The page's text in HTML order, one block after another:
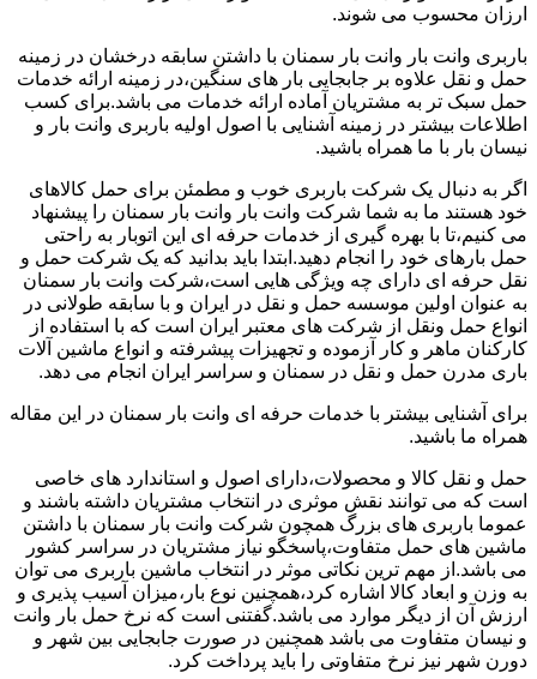
ارزان محسوب می شوند.
باربری وانت بار وانت بار سمنان با داشتن سابقه درخشان در زمینه
حمل و نقل علاوه بر جابجایی بار های سنگین،در زمینه ارائه خدمات
حمل سبک تر به مشتریان آماده ارائه خدمات می باشد.برای کسب
اطلاعات بیشتر در زمینه آشنایی با اصول اولیه باربری وانت بار و
نیسان بار با ما همراه باشید.
اگر به دنبال یک شرکت باربری خوب و مطمئن برای حمل کالاهای
خود هستند ما به شما شرکت وانت بار وانت بار سمنان را پیشنهاد
می کنیم،تا با بهره گیری از خدمات حرفه ای این اتوبار به راحتی
حمل بارهای خود را انجام دهید.ابتدا باید بدانید که یک شرکت حمل و
نقل حرفه ای دارای چه ویژگی هایی است،شرکت وانت بار سمنان
به عنوان اولین موسسه حمل و نقل در ایران و با سابقه طولانی در
انواع حمل ونقل از شرکت های معتبر ایران است که با استفاده از
کارکنان ماهر و کار آزموده و تجهیزات پیشرفته و انواع ماشین آلات
باری مدرن حمل و نقل در سمنان و سراسر ایران انجام می دهد.
برای آشنایی بیشتر با خدمات حرفه ای وانت بار سمنان در این مقاله
همراه ما باشید.
حمل و نقل کالا و محصولات،دارای اصول و استاندارد های خاصی
است که می توانند نقش موثری در انتخاب مشتریان داشته باشند و
عموما باربری های بزرگ همچون شرکت وانت بار سمنان با داشتن
ماشین های حمل متفاوت،پاسخگو نیاز مشتریان در سراسر کشور
می باشد.از مهم ترین نکاتی موثر در انتخاب ماشین باربری می توان
به وزن و ابعاد کالا اشاره کرد،همچنین نوع بار،میزان آسیب پذیری و
ارزش آن از دیگر موارد می باشد.گفتنی است که نرخ حمل بار وانت
و نیسان متفاوت می باشد همچنین در صورت جابجایی بین شهر و
دورن شهر نیز نرخ متفاوتی را باید پرداخت کرد.